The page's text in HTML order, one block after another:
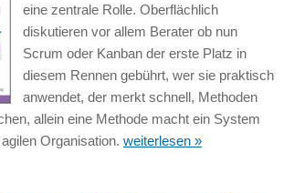
eine zentrale Rolle. Oberflächlich
diskutieren vor allem Berater ob nun
Scrum oder Kanban der erste Platz in
diesem Rennen gebührt, wer sie praktisch
anwendet, der merkt schnell, Methoden
allein eine Methode macht ein System
Organisation. weiterlesen »